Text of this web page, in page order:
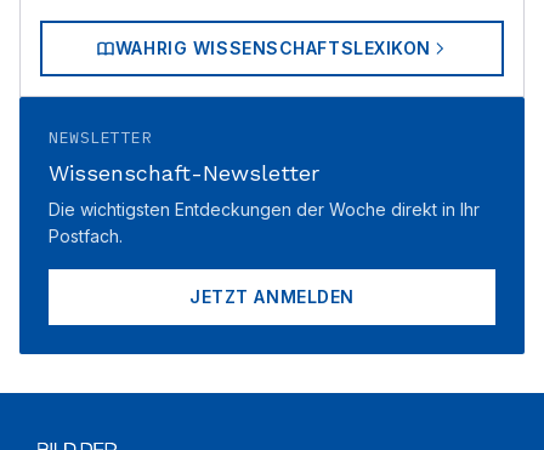
WAHRIG WISSENSCHAFTSLEXIKON
NEWSLETTER
Wissenschaft-Newsletter
Die wichtigsten Entdeckungen der Woche direkt in Ihr
Postfach.
JETZT ANMELDEN